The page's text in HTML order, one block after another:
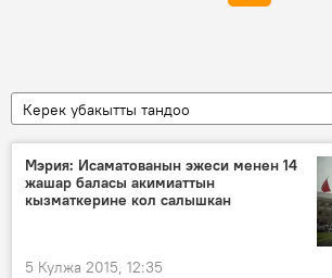
Керек убакытты тандоо
Мэрия: Исаматованын эжеси менен 14
жашар баласы акимиаттын
кызматкерине кол салышкан
5 Кулжа 2015, 12:35